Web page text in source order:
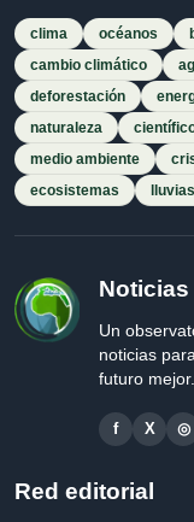
clima océanos
cambio climático
deforestación
naturaleza
medio ambiente
ecosistemas
lluvias
Noticias
Un
noticias
futuro mejor.
f X ◎
Red editorial